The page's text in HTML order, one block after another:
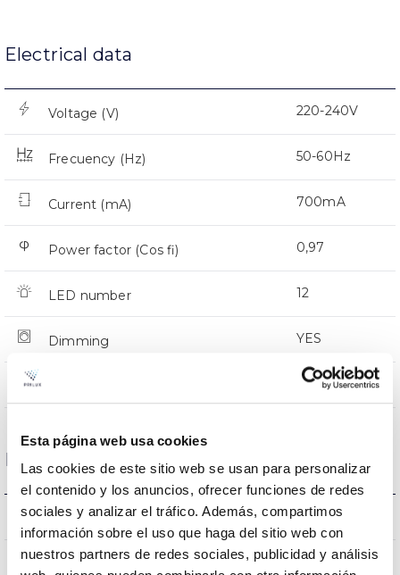
Esta página web usa cookies
Las cookies de este sitio web se usan para personalizar
el contenido y los anuncios, ofrecer funciones de redes
sociales y analizar el tráfico. Además, compartimos
información sobre el uso que haga del sitio web con
nuestros partners de redes sociales, publicidad y análisis
Electrical data
Voltage (V) 220-240V
Frecuency (Hz) 50-60Hz
Current (mA) 700mA
Power factor (Cos fi) 0,97
LED number 12
Dimming YES
CMR
Dimensions and Mounting
Measures 318 a 408x116mm
Linkable NO